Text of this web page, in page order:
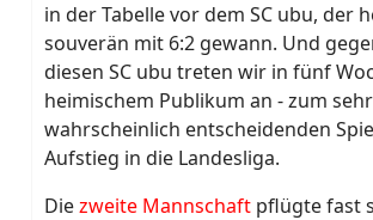
in der Tabelle vor dem SC ubu, der
souverän mit 6:2 gewann. Und
diesen SC ubu treten wir in fünf
heimischem Publikum an - zum sehr
wahrscheinlich entscheidenden
Aufstieg in die Landesliga.
Diezweite Mannschaft pflügte fast